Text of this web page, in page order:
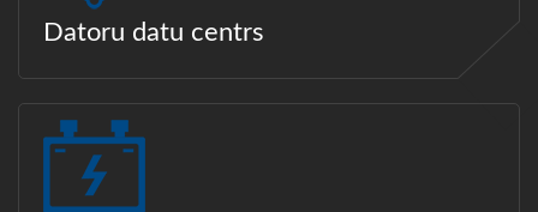
Datoru datu centrs